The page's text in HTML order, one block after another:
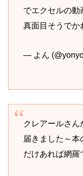
でエクセルの動
真面目そうで
— よん
クレアールさん
届きました～
だけあれば網羅